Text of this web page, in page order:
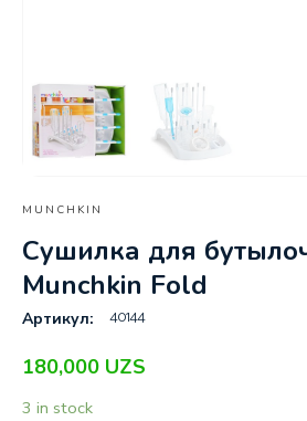
MUNCHKIN
Сушилка для
Munchkin Fold
Артикул: 40144
180,000 UZS
3 in stock